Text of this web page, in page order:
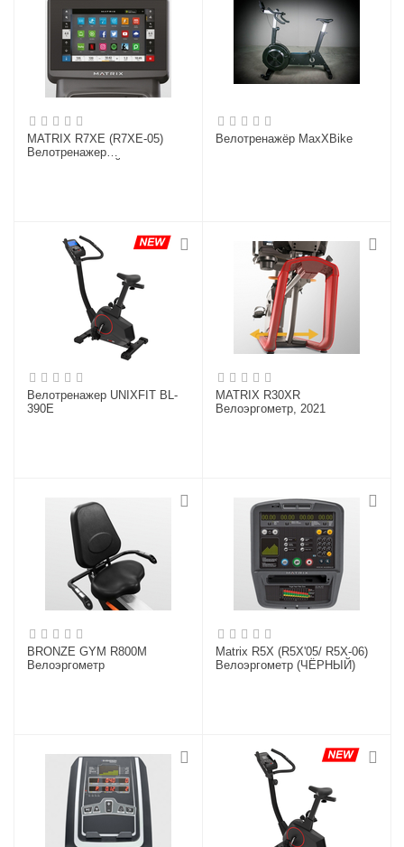
MATRIX R7XE (R7XE-05)
Велотренажер
Велотренажёр MaxXBike
Велотренажер UNIXFIT BL-
390E
MATRIX R30XR
Велоэргометр, 2021
BRONZE GYM R800M
Велоэргометр
Matrix R5X (R5X'05/ R5X-06)
Велоэргометр (ЧЁРНЫЙ)